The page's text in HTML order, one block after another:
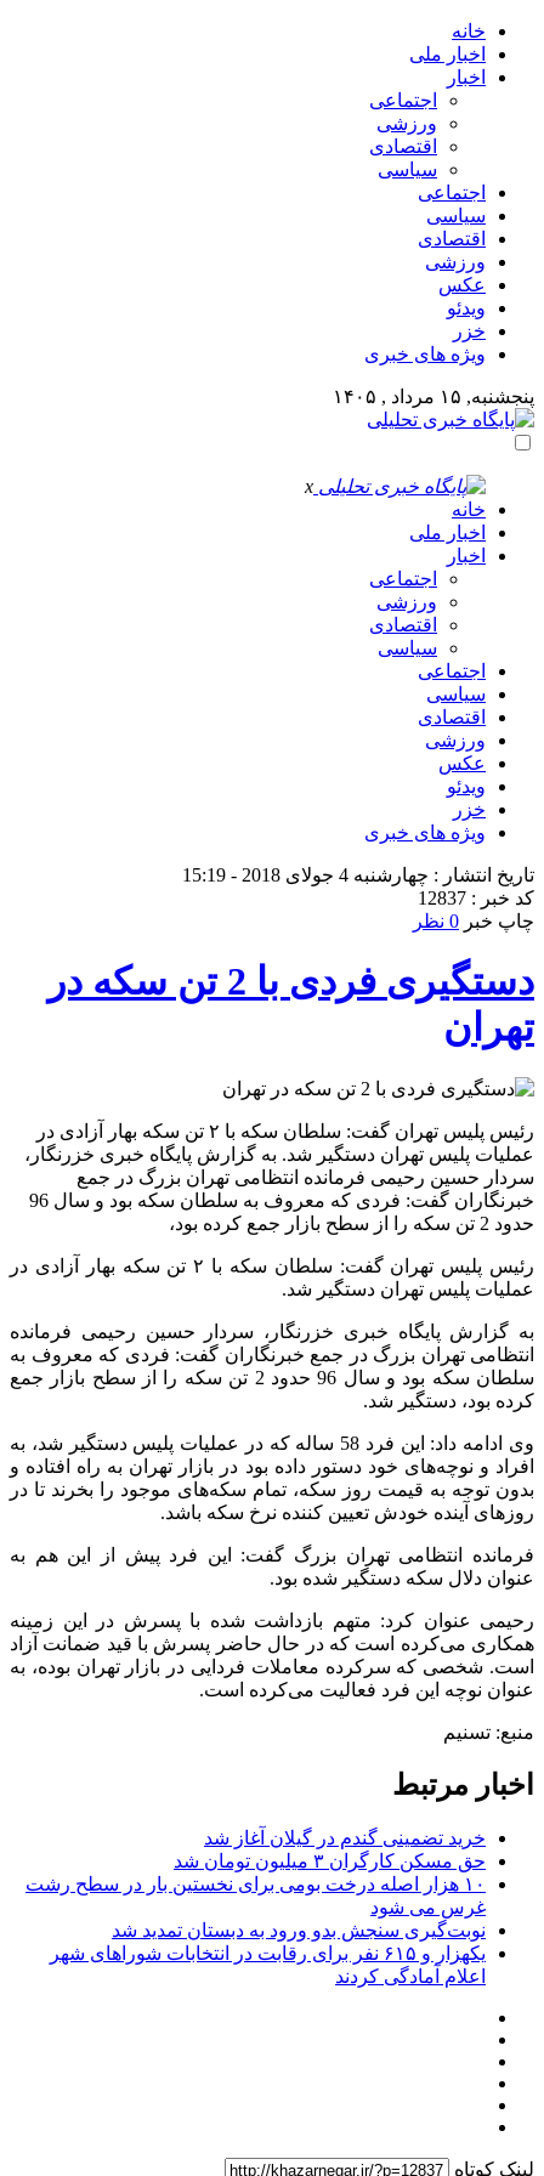
خانه
اخبار ملی
اخبار
اجتماعی
ورزشی
اقتصادی
سیاسی
اجتماعی
سیاسی
اقتصادی
ورزشی
عکس
ویدئو
خزر
ویژه های خبری
پنجشنبه, ۱۵ مرداد , ۱۴۰۵
x
خانه
اخبار ملی
اخبار
اجتماعی
ورزشی
اقتصادی
سیاسی
اجتماعی
سیاسی
اقتصادی
ورزشی
عکس
ویدئو
خزر
ویژه های خبری
تاریخ انتشار : چهارشنبه 4 جولای 2018 - 15:19
کد خبر : 12837
چاپ خبر 0 نظر
دستگیری فردی با 2 تن سکه در
تهران
رئیس پلیس تهران گفت: سلطان سکه با ۲ تن سکه بهار آزادی در
عملیات پلیس تهران دستگیر شد. به گزارش پایگاه خبری خزرنگار،
سردار حسین رحیمی فرمانده انتظامی تهران بزرگ در جمع
خبرنگاران گفت: فردی که معروف به سلطان سکه بود و سال 96
حدود 2 تن سکه را از سطح بازار جمع کرده بود،
رئیس پلیس تهران گفت: سلطان سکه با ۲ تن سکه بهار آزادی در
عملیات پلیس تهران دستگیر شد.
به گزارش پایگاه خبری خزرنگار، سردار حسین رحیمی فرمانده
انتظامی تهران بزرگ در جمع خبرنگاران گفت: فردی که معروف به
سلطان سکه بود و سال 96 حدود 2 تن سکه را از سطح بازار جمع
کرده بود، دستگیر شد.
وی ادامه داد: این فرد 58 ساله که در عملیات پلیس دستگیر شد، به
افراد و نوچه‌های خود دستور داده بود در بازار تهران به راه افتاده و
بدون توجه به قیمت روز سکه، تمام سکه‌های موجود را بخرند تا در
روزهای آینده خودش تعیین کننده نرخ سکه باشد.
فرمانده انتظامی تهران بزرگ گفت: این فرد پیش از این هم به
عنوان دلال سکه دستگیر شده بود.
رحیمی عنوان کرد: متهم بازداشت شده با پسرش در این زمینه
همکاری می‌کرده است که در حال حاضر پسرش با قید ضمانت آزاد
است. شخصی که سرکرده معاملات فردایی در بازار تهران بوده، به
عنوان نوچه این فرد فعالیت می‌کرده است.
منبع: تسنیم
اخبار مرتبط
خرید تضمینی گندم در گیلان آغاز شد
حق مسکن کارگران ۳ میلیون تومان شد
۱۰ هزار اصله درخت بومی برای نخستین بار در سطح رشت
غرس می شود
نوبت‌گیری سنجش بدو ورود به دبستان تمدید شد
یکهزار و ۶۱۵ نفر برای رقابت در انتخابات شوراهای شهر
اعلام آمادگی کردند
لینک کوتاه